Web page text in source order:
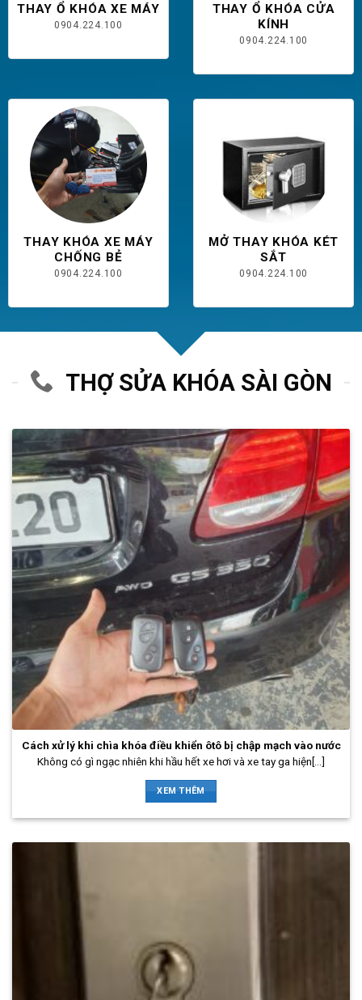
THAY Ổ KHÓA XE MÁY
0904.224.100
THAY Ổ KHÓA CỬA
KÍNH
0904.224.100
THAY KHÓA XE MÁY
CHỐNG BẺ
0904.224.100
MỞ THAY KHÓA KÉT
SẮT
0904.224.100
THỢ SỬA KHÓA SÀI GÒN
Cách xử lý khi chìa khóa điều khiển ôtô bị chập mạch vào nước
Không có gì ngạc nhiên khi hầu hết xe hơi và xe tay ga hiện[...]
XEM THÊM